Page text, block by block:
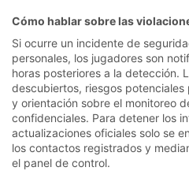
Cómo hablar sobre las
Si ocurre un incidente de
personales, los jugadores son
horas posteriores a la detección.
descubiertos, riesgos
y orientación sobre el monitoreo
confidenciales. Para detener los
actualizaciones oficiales solo se
los contactos registrados y
el panel de control.